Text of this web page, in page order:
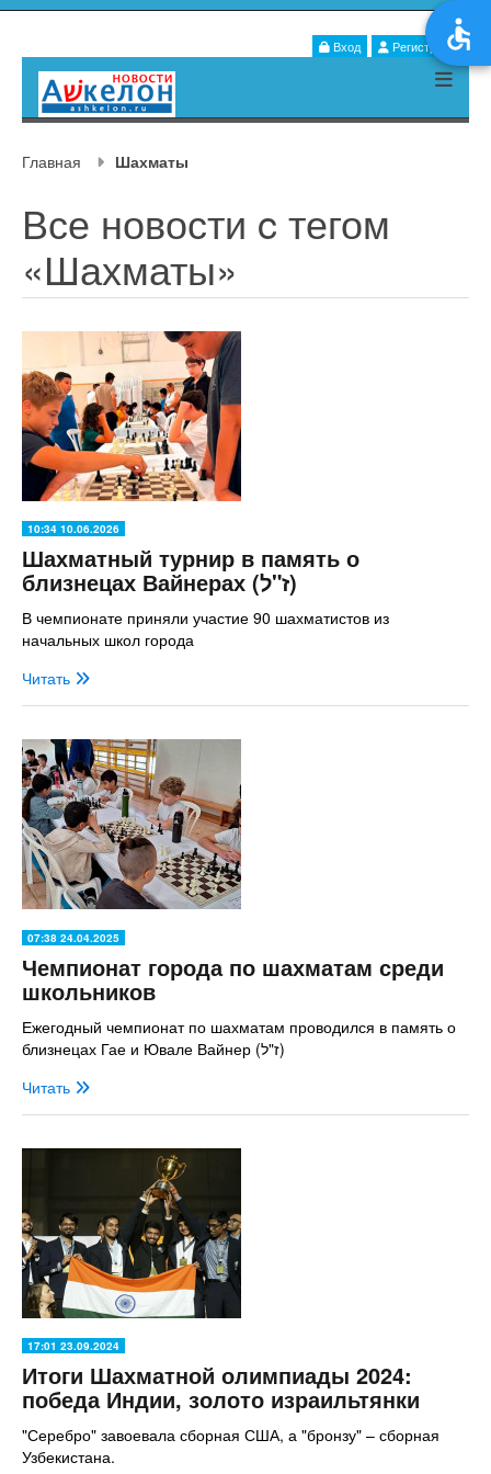
Вход Регистрация
Главная Шахматы
Все новости c тегом
«Шахматы»
10:34 10.06.2026
Шахматный турнир в память о
близнецах Вайнерах (ז"ל)
В чемпионате приняли участие 90 шахматистов из
начальных школ города
Читать
07:38 24.04.2025
Чемпионат города по шахматам среди
школьников
Ежегодный чемпионат по шахматам проводился в память о
близнецах Гае и Ювале Вайнер (ז"ל)
Читать
17:01 23.09.2024
Итоги Шахматной олимпиады 2024:
победа Индии, золото израильтянки
"Серебро" завоевала сборная США, а "бронзу" – сборная
Узбекистана.